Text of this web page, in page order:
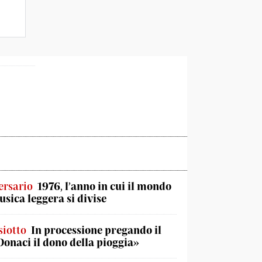
1976, l’anno in cui il mondo
leggera si divise
In processione pregando il
il dono della pioggia»